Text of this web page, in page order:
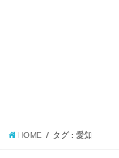
HOME タグ : 愛知